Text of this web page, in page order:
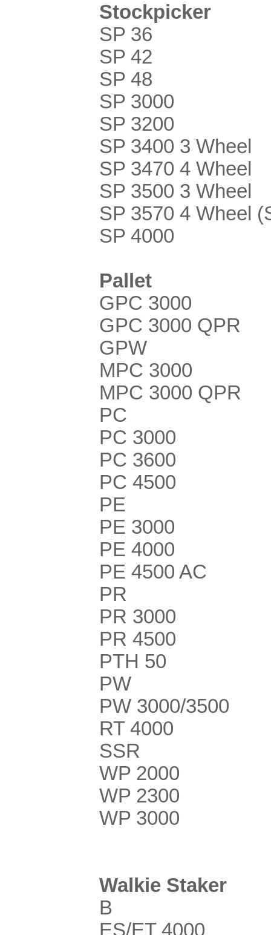
Stockpicker
SP 36
SP 42
SP 48
SP 3000
SP 3200
SP 3400 3 Wheel
SP 3470 4 Wheel
SP 3500 3 Wheel
SP 3570 4 Wheel
SP 4000
Pallet
GPC 3000
GPC 3000 QPR
GPW
MPC 3000
MPC 3000 QPR
PC
PC 3000
PC 3600
PC 4500
PE
PE 3000
PE 4000
PE 4500 AC
PR
PR 3000
PR 4500
PTH 50
PW
PW 3000/3500
RT 4000
SSR
WP 2000
WP 2300
WP 3000
Walkie Staker
B
ES/ET 4000